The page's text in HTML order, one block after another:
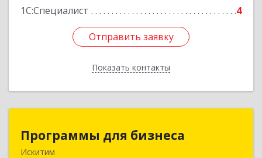
1С:Специалист
4
Отправить заявку
Показать контакты
Отправить заявку
Назад
Программы для бизнеса
Искитим
Программы для бизнеса